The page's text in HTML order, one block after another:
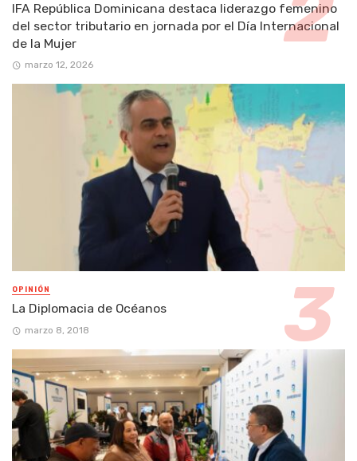
IFA República Dominicana destaca liderazgo femenino
del sector tributario en jornada por el Día Internacional
de la Mujer
marzo 12, 2026
OPINIÓN
La Diplomacia de Océanos
marzo 8, 2018